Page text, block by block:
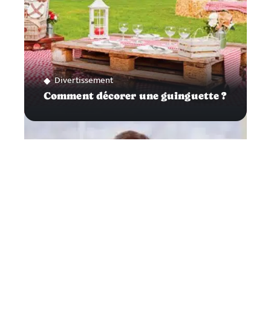
Divertissement
Comment décorer une guinguette ?